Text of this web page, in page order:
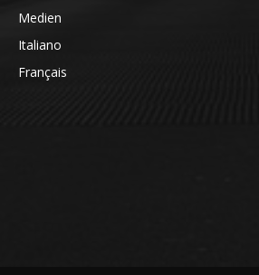
Medien
Italiano
Français